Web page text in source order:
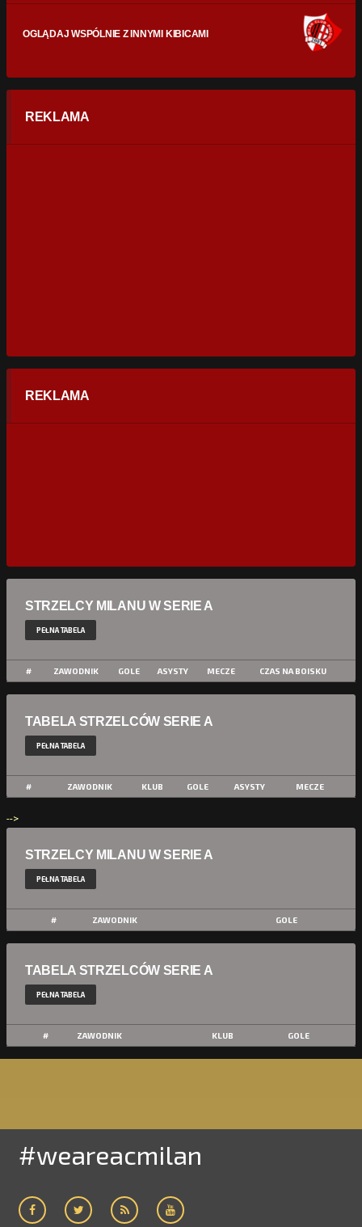
OGLĄDAJ WSPÓLNIE Z INNYMI KIBICAMI
REKLAMA
REKLAMA
STRZELCY MILANU W SERIE A
PEŁNA TABELA
# ZAWODNIK GOLE ASYSTY MECZE CZAS NA BOISKU
TABELA STRZELCÓW SERIE A
PEŁNA TABELA
# ZAWODNIK KLUB GOLE ASYSTY MECZE
-->
STRZELCY MILANU W SERIE A
PEŁNA TABELA
# ZAWODNIK GOLE
TABELA STRZELCÓW SERIE A
PEŁNA TABELA
# ZAWODNIK KLUB GOLE
#weareacmilan